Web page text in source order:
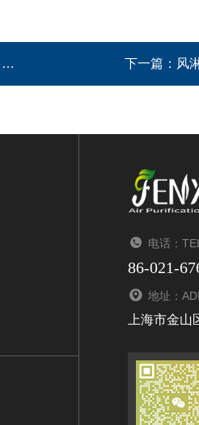
下一篇： 风
电话：TEL
86-021-
地址：
上海市金